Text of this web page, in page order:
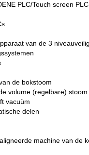
PLC/Touch screen
van de 3
de bokstoom
volume (regelbare) stoom
vacuüm
delen
machine van de